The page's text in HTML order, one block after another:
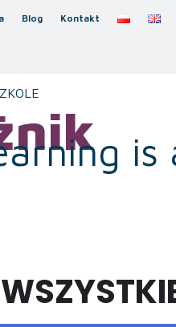
Blog Kontakt
is